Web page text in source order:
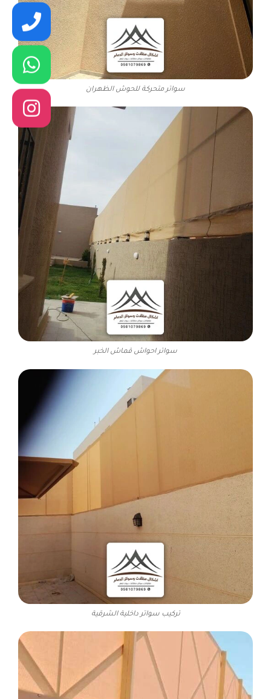
سواتر متحركة للحوش الظهران
سواتر احواش قماش الخبر
تركيب سواتر داخلية الشرقية